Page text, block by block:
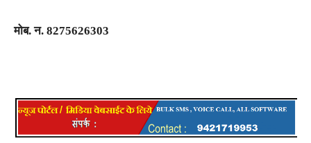
मोब. न. 8275626303